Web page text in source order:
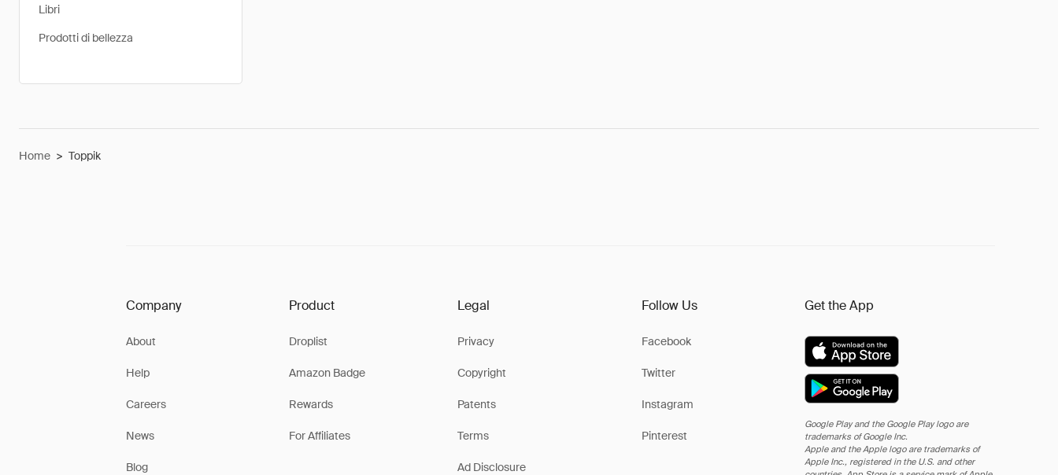
Libri
Prodotti di bellezza
Home > Toppik
Company
About
Help
Careers
News
Blog
Product
Droplist
Amazon Badge
Rewards
For Affiliates
Legal
Privacy
Copyright
Patents
Terms
Ad Disclosure
Follow Us
Facebook
Twitter
Instagram
Pinterest
Get the App
Google Play and the Google Play logo are
trademarks of Google Inc.
Apple and the Apple logo are trademarks of
Apple Inc., registered in the U.S. and other